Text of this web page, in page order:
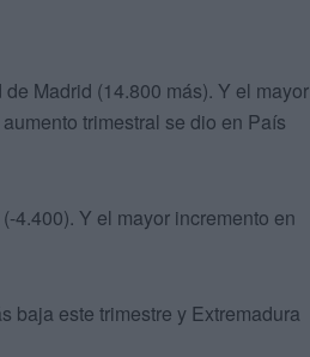
Madrid (14.800 más). Y el mayor
trimestral se dio en País
4.400). Y el mayor incremento en
baja este trimestre y Extremadura